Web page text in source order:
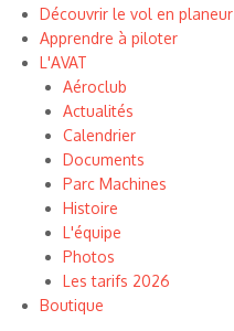
Découvrir le vol en planeur
Apprendre à piloter
L'AVAT
Aéroclub
Actualités
Calendrier
Documents
Parc Machines
Histoire
L'équipe
Photos
Les tarifs 2026
Boutique